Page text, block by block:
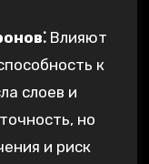
Влияют
к
слоев и
но
и риск